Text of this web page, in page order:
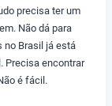
precisa ter um
Não dá para
no Brasil já está
Precisa encontrar
é fácil.